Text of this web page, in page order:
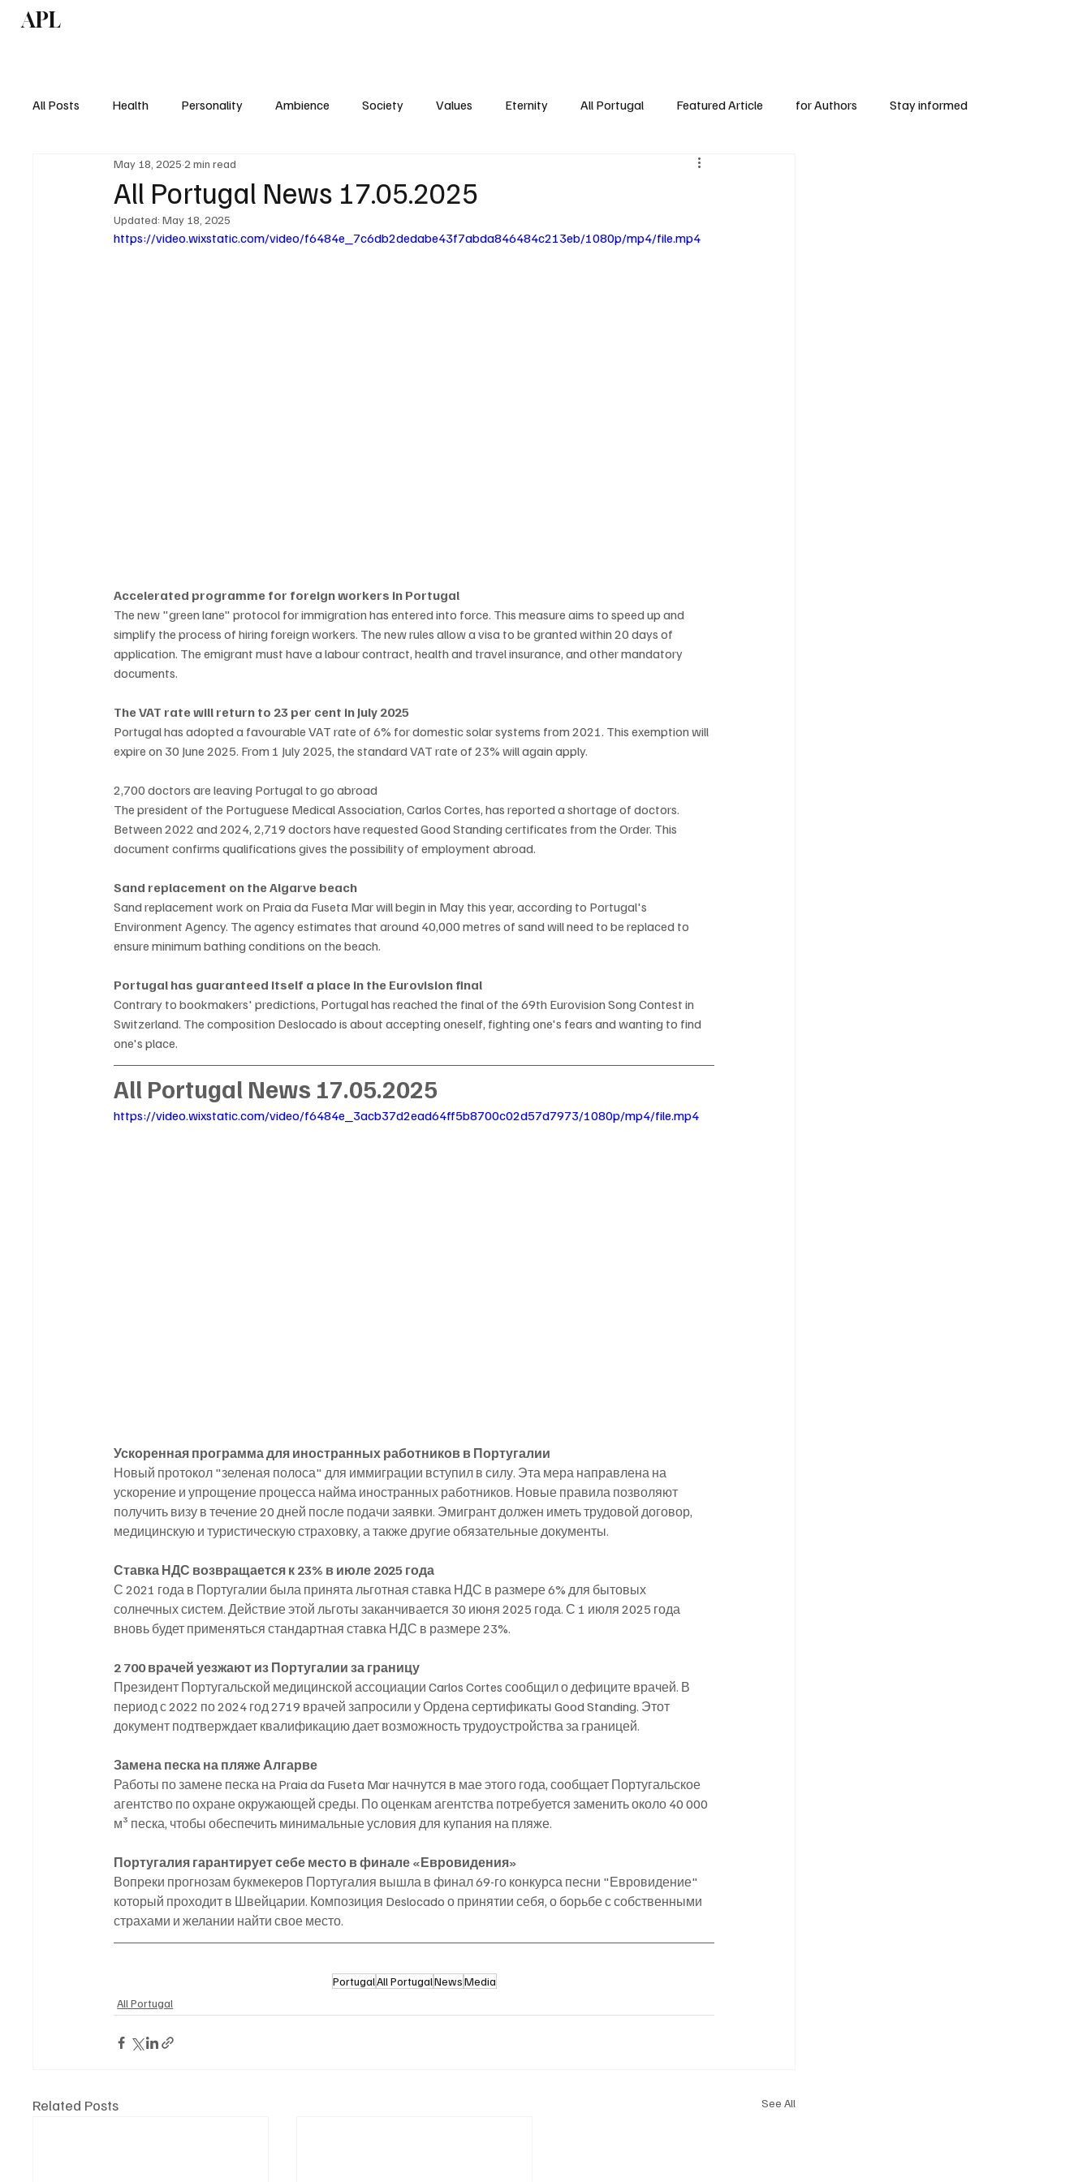
APL
All Posts Health Personality Ambience Society Values Eternity All Portugal Featured Article for Authors Stay informed
All Portugal News 17.05.2025
May 18, 2025 2 min read
Updated:May 18, 2025
https://video.wixstatic.com/video/f6484e_7c6db2dedabe43f7abda846484c213eb/1080p/mp4/file.mp4
Accelerated programme for foreign workers in Portugal
The new "green lane" protocol for immigration has entered into force. This measure aims to speed up and
simplify the process of hiring foreign workers. The new rules allow a visa to be granted within 20 days of
application. The emigrant must have a labour contract, health and travel insurance, and other mandatory
documents.
The VAT rate will return to 23 per cent in July 2025
Portugal has adopted a favourable VAT rate of 6% for domestic solar systems from 2021. This exemption will
expire on 30 June 2025. From 1 July 2025, the standard VAT rate of 23% will again apply.
2,700 doctors are leaving Portugal to go abroad
The president of the Portuguese Medical Association, Carlos Cortes, has reported a shortage of doctors.
Between 2022 and 2024, 2,719 doctors have requested Good Standing certificates from the Order. This
document confirms qualifications gives the possibility of employment abroad.
Sand replacement on the Algarve beach
Sand replacement work on Praia da Fuseta Mar will begin in May this year, according to Portugal's
Environment Agency. The agency estimates that around 40,000 metres of sand will need to be replaced to
ensure minimum bathing conditions on the beach.
Portugal has guaranteed itself a place in the Eurovision final
Contrary to bookmakers' predictions, Portugal has reached the final of the 69th Eurovision Song Contest in
Switzerland. The composition Deslocado is about accepting oneself, fighting one's fears and wanting to find
one's place.
All Portugal News 17.05.2025
https://video.wixstatic.com/video/f6484e_3acb37d2ead64ff5b8700c02d57d7973/1080p/mp4/file.mp4
Ускоренная программа для иностранных работников в Португалии
Новый протокол "зеленая полоса" для иммиграции вступил в силу. Эта мера направлена на
ускорение и упрощение процесса найма иностранных работников. Новые правила позволяют
получить визу в течение 20 дней после подачи заявки. Эмигрант должен иметь трудовой договор,
медицинскую и туристическую страховку, а также другие обязательные документы.
Ставка НДС возвращается к 23% в июле 2025 года
С 2021 года в Португалии была принята льготная ставка НДС в размере 6% для бытовых
солнечных систем. Действие этой льготы заканчивается 30 июня 2025 года. С 1 июля 2025 года
вновь будет применяться стандартная ставка НДС в размере 23%.
2 700 врачей уезжают из Португалии за границу
Президент Португальской медицинской ассоциации Carlos Cortes сообщил о дефиците врачей. В
период с 2022 по 2024 год 2719 врачей запросили у Ордена сертификаты Good Standing. Этот
документ подтверждает квалификацию дает возможность трудоустройства за границей.
Замена песка на пляже Алгарве
Работы по замене песка на Praia da Fuseta Mar начнутся в мае этого года, сообщает Португальское
агентство по охране окружающей среды. По оценкам агентства потребуется заменить около 40 000
м³ песка, чтобы обеспечить минимальные условия для купания на пляже.
Португалия гарантирует себе место в финале «Евровидения»
Вопреки прогнозам букмекеров Португалия вышла в финал 69-го конкурса песни "Евровидение"
который проходит в Швейцарии. Композиция Deslocado о принятии себя, о борьбе с собственными
страхами и желании найти свое место.
PortugalAll PortugalNewsMedia
All Portugal
Related Posts See All